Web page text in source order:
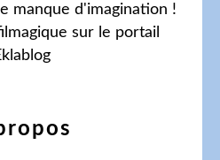
manque d'imagination !
sur le portail